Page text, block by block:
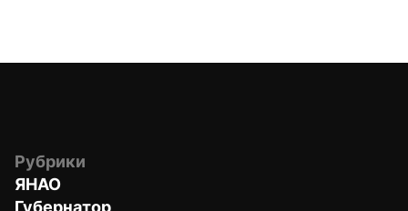
Рубрики
ЯНАО
Губернатор